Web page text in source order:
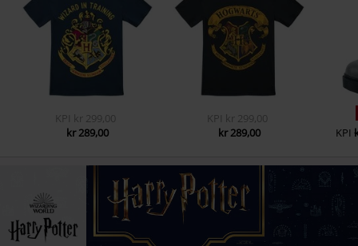
KPI
kr 299,00
kr 289,00
KPI
kr 299,00
kr 289,00
KPI